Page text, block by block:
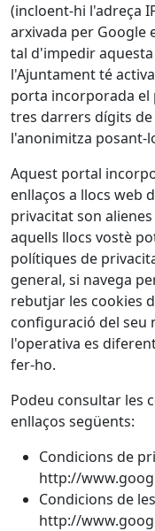
(incloent-hi l'adreça
arxivada per Google
tal d'impedir
l'Ajuntament té
porta incorporada el
tres darrers dígits
l'anonimitza posant-
Aquest portal
enllaços a llocs web
privacitat son
aquells llocs vostè
polítiques de
general, si navega
rebutjar les cookies
configuració del seu
l'operativa es
fer-ho.
Podeu consultar les
enllaços següents:
Condicions de
http://
Condicions de
http://